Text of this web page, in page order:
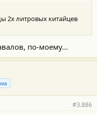
2х литровых китайцев
по-моему...
#3.886